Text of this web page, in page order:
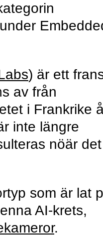
) är ett
av från
i Frankrike
inte längre
nöär det
som är lat
AI-krets,
.